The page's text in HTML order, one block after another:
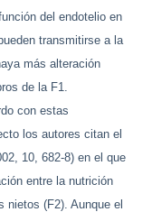
del endotelio en
transmitirse a la
más alteración
de la F1.
con estas
los autores citan el
10, 682-8) en el que
entre la nutrición
nietos (F2). Aunque el